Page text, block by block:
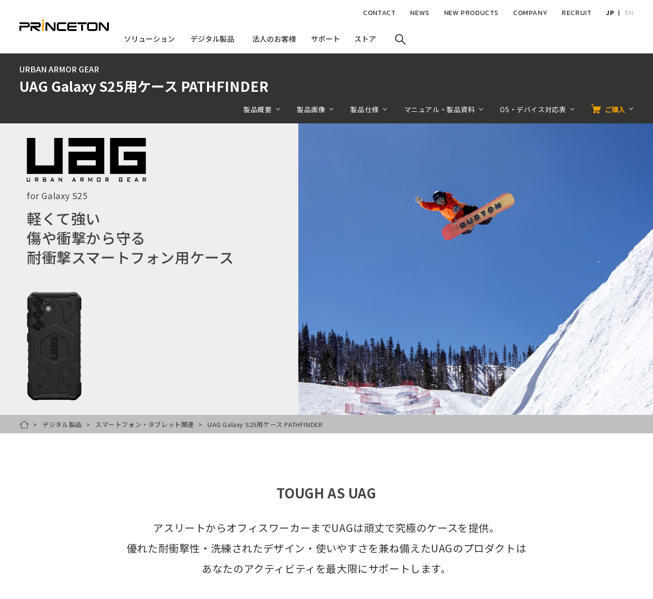
ン
ソリューション
ソリューション デジタル製品
デジタル製品 法人のお客様
法人のお客様 サポート
サポート ストア
ストア
CONTACT NEWS NEW PRODUCTS COMPANY RECRUIT JP EN
URBAN ARMOR GEAR
UAG Galaxy S25用ケース PATHFINDER
製品概要 製品画像 製品仕様 マニュアル・製品資料 OS・デバイス対応表 ご購入
for Galaxy S25
軽くて強い
傷や衝撃から守る
耐衝撃スマートフォン用ケース
HOMEデジタル製品 スマートフォン・タブレット関連 UAG Galaxy S25用ケース PATHFINDER
TOUGH AS UAG
アスリートからオフィスワーカーまでUAGは頑丈で究極のケースを提供。
優れた耐衝撃性・洗練されたデザイン・使いやすさを兼ね備えたUAGのプロダクトは
あなたのアクティビティを最大限にサポートします。